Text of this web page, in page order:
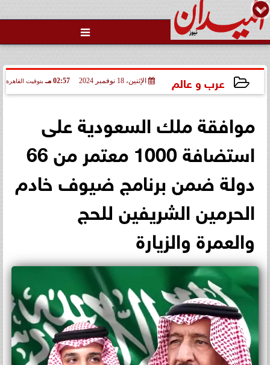

عرب و عالم الإثنين، 18 نوفمبر 2024 02:57 مـ بتوقيت القاهرة
موافقة ملك السعودية على
استضافة 1000 معتمر من 66
دولة ضمن برنامج ضيوف خادم
الحرمين الشريفين للحج
والعمرة والزيارة